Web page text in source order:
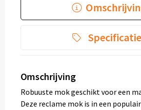
Omschrijving
Robuuste mok geschikt voor een
Deze reclame mok is in een